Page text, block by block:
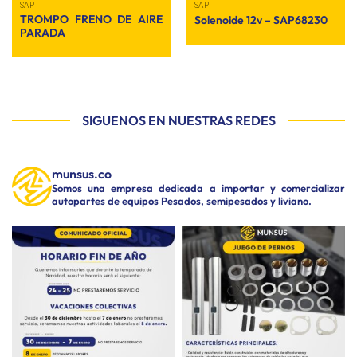
SAP
TROMPO FRENO DE AIRE
PARADA
SAP
Solenoide 12v – SAP68230
SIGUENOS EN NUESTRAS REDES
munsus.co
Somos una empresa dedicada a importar y comercializar
autopartes de equipos Pesados, semipesados y liviano.